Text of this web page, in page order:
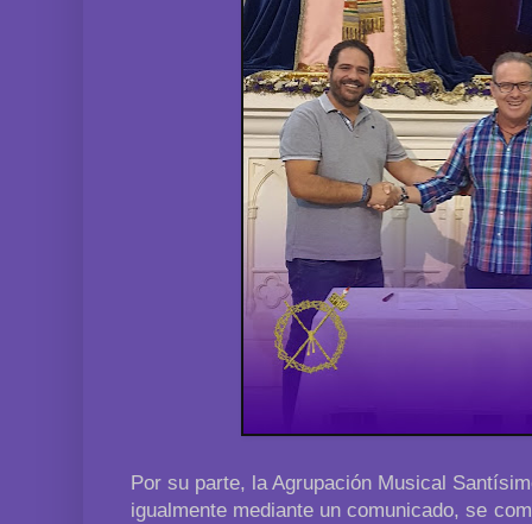
Por su parte, la Agrupación Musical
igualmente mediante un comunicado, se